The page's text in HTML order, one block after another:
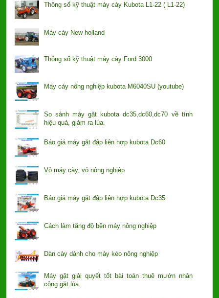
Thông số kỹ thuật máy cày Kubota L1-22 ( L1-22)
Máy cày New holland
Thông số kỹ thuật máy cày Ford 3000
Máy cày nông nghiệp kubota M6040SU (youtube)
So sánh máy gặt kubota dc35,dc60,dc70 về tính
hiệu quả, giảm ra lúa.
Báo giá máy gặt đập liên hợp kubota Dc60
Vỏ máy cày, vỏ nông nghiệp
Báo giá máy gặt đập liên hợp kubota Dc35
Cách làm tăng độ bền máy nông nghiệp
Dàn cày dành cho máy kéo nông nghiệp
Máy gặt giải quyết tốt bài toán thuê mướn nhân
công gặt lúa.